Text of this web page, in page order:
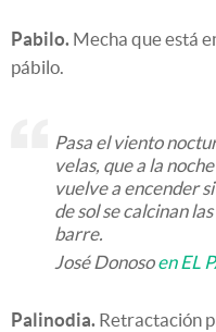
Pabilo. Mecha que está
pábilo.
Pasa el viento
velas, que a la
vuelve a encender
de sol se calcinan
barre.
José Donosoen EL
Palinodia. Retractación